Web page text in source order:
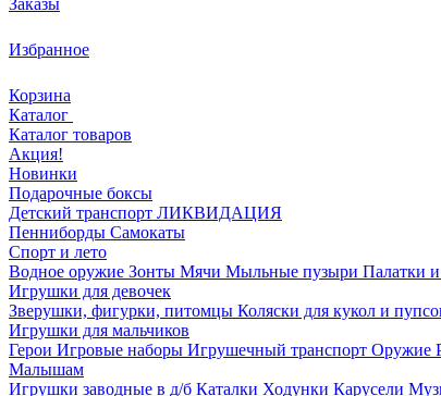
Заказы
Избранное
Корзина
Каталог
Каталог товаров
Акция!
Новинки
Подарочные боксы
Детский транспорт ЛИКВИДАЦИЯ
Пенниборды Самокаты
Спорт и лето
Водное оружие Зонты Мячи Мыльные пузыри Палатки
Игрушки для девочек
Зверушки, фигурки, питомцы Коляски для кукол и
Игрушки для мальчиков
Герои Игровые наборы Игрушечный транспорт Оружие
Малышам
Игрушки заводные в д/б Каталки Ходунки Карусели